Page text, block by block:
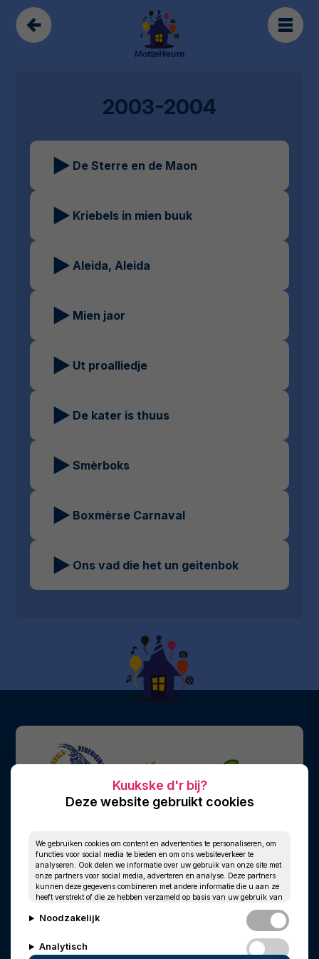
2003-2004
De Sterre en de Maon
Kriebels in mien buuk
Aleida, Aleida
Mien jaor
Ut proalliedje
De kater is thuus
Smèrboks
Boxmèrse Carnaval
Ons vad die het un geitenbok
Deze website gebruikt cookies
We gebruiken cookies om content en advertenties te personaliseren, om
functies voor social media te bieden en om ons websiteverkeer te
analyseren. Ook delen we informatie over uw gebruik van onze site met
onze partners voor social media, adverteren en analyse. Deze partners
kunnen deze gegevens combineren met andere informatie die u aan ze
heeft verstrekt of die ze hebben verzameld op basis van uw gebruik van
Noodzakelijk
Analytisch